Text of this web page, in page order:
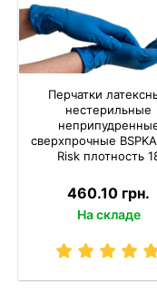
Перчатки
нестерильные
сверхпрочные
Risk плотность
460.10 грн.
На складе